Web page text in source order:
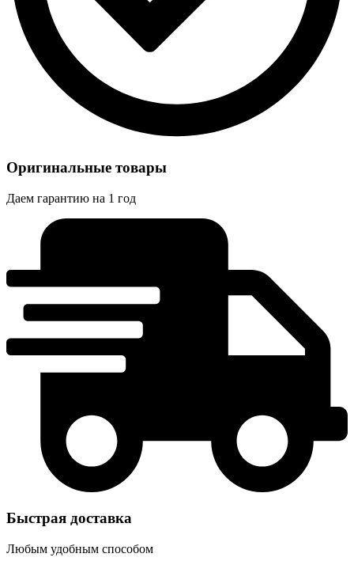
Оригинальные товары
Даем гарантию на 1 год
Быстрая доставка
Любым удобным способом